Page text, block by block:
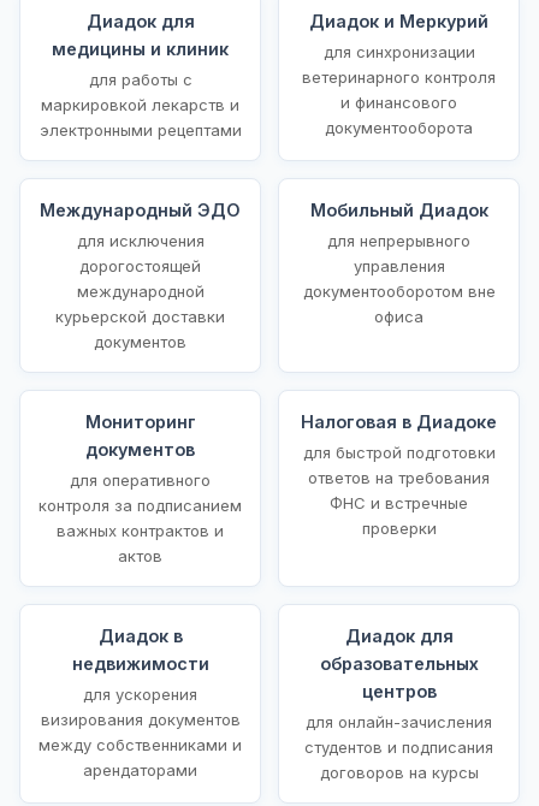
Диадок для
медицины и клиник
для работы с
маркировкой лекарств и
электронными рецептами
Диадок и Меркурий
для синхронизации
ветеринарного контроля
и финансового
документооборота
Международный ЭДО
для исключения
дорогостоящей
международной
курьерской доставки
документов
Мобильный Диадок
для непрерывного
управления
документооборотом вне
офиса
Мониторинг
документов
для оперативного
контроля за подписанием
важных контрактов и
актов
Налоговая в Диадоке
для быстрой подготовки
ответов на требования
ФНС и встречные
проверки
Диадок в
недвижимости
для ускорения
визирования документов
между собственниками и
арендаторами
Диадок для
образовательных
центров
для онлайн-зачисления
студентов и подписания
договоров на курсы